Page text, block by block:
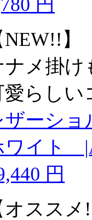
NEW!!】
ナメ掛け
愛らしい
ザーシ
ワイト
円
オススメ!